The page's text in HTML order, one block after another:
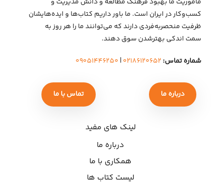
کسب‌وکار در ایران است. ما باور داریم کتاب‌ها و ایده‌هایشان
ظرفیت منحصربه‌فردی دارند که می‌توانند ما را هر روز به
سمت اندکی بهتر‌شدن سوق دهند.
شماره تماس: ۰۲۱۸۶۱۲۰۶۵۲| ۰۹۰۵۱۴۴۶۲۵۰
درباره ما تماس با ما
لینک های مفید
درباره ما
همکاری با ما
لیست کتاب ها